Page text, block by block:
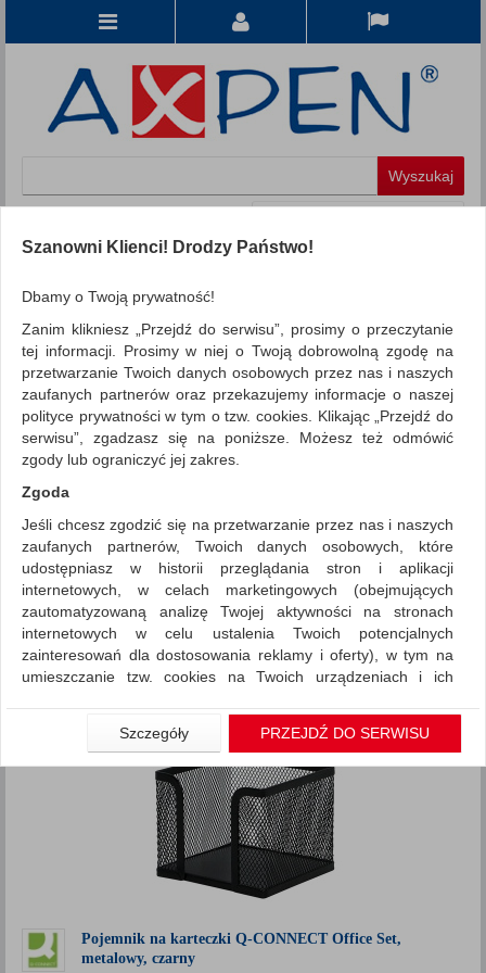
WSZYSTKIE KATEGORIE
FILTRY
Więcej
REKLAMA
AKTUALNOŚCI
~ Nagrody Promocje
ZNALEZIONYCH PRODUKTÓW: 1 Porównaj (0)
Sortuj po Standardowe
Siatka Lista
Pojemnik na karteczki Q-CONNECT Office Set,
metalowy, czarny
Szanowni Klienci! Drodzy Państwo!
Dbamy o Twoją prywatność!
Zanim klikniesz „Przejdź do serwisu”, prosimy o przeczytanie
tej informacji. Prosimy w niej o Twoją dobrowolną zgodę na
przetwarzanie Twoich danych osobowych przez nas i naszych
zaufanych partnerów oraz przekazujemy informacje o naszej
polityce prywatności w tym o tzw. cookies. Klikając „Przejdź do
serwisu”, zgadzasz się na poniższe. Możesz też odmówić
zgody lub ograniczyć jej zakres.
Zgoda
Jeśli chcesz zgodzić się na przetwarzanie przez nas i naszych
zaufanych partnerów, Twoich danych osobowych, które
udostępniasz w historii przeglądania stron i aplikacji
internetowych, w celach marketingowych (obejmujących
zautomatyzowaną analizę Twojej aktywności na stronach
internetowych w celu ustalenia Twoich potencjalnych
zainteresowań dla dostosowania reklamy i oferty), w tym na
umieszczanie tzw. cookies na Twoich urządzeniach i ich
Jeśli nie chcesz wyrazić zgody lub ograniczyć jej zakres, kliknij
„Szczegóły”, gdzie znajdziesz wszelkie informacje o tym jak to
zrobić . Te same informacje znajdziesz także na podstronie z
naszą polityką prywatności obowiązującą od 25 maja 2018.
W przypadku użytkowników zalogowanych, aby umożliwić
prawidłową realizację Umowy z Państwem i związane z tym
prawidłowe działanie naszej strony www, a w szczególności
np. wysłanie potwierdzenia zamówienia na Państwa email lub
czy cenach indywidualnych, ważna jest Państwa wcześniejsza
zgoda której udzieliliście podczas zakładania konta.
Szczegóły PRZEJDŹ DO SERWISU